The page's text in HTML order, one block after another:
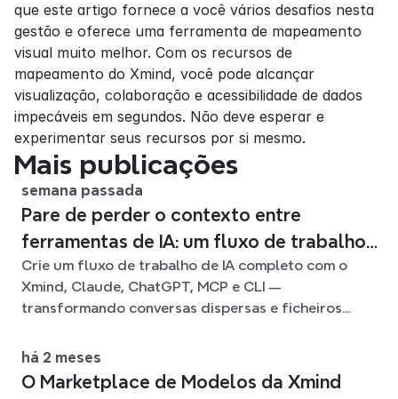
que este artigo fornece a você vários desafios nesta
gestão e oferece uma ferramenta de mapeamento
visual muito melhor. Com os recursos de
mapeamento do Xmind, você pode alcançar
visualização, colaboração e acessibilidade de dados
impecáveis em segundos. Não deve esperar e
experimentar seus recursos por si mesmo.
Mais publicações
semana passada
Pare de perder o contexto entre
ferramentas de IA: um fluxo de trabalho
ligado com o Xmind
Crie um fluxo de trabalho de IA completo com o
Xmind, Claude, ChatGPT, MCP e CLI —
transformando conversas dispersas e ficheiros
há 2 meses
O Marketplace de Modelos da Xmind